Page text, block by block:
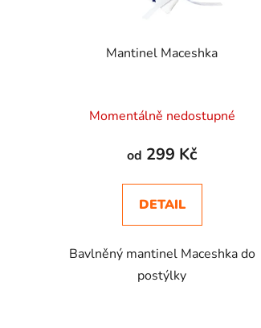
Mantinel Maceshka
Momentálně nedostupné
od 299 Kč
DETAIL
Bavlněný mantinel Maceshka do
postýlky